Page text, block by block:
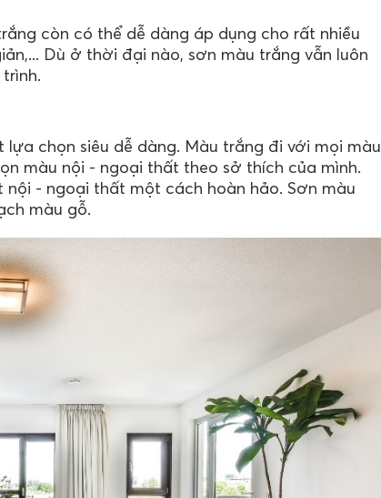
còn có thể dễ dàng áp dụng cho rất nhiều
Dù ở thời đại nào, sơn màu trắng vẫn luôn
chọn siêu dễ dàng. Màu trắng đi với mọi màu
màu nội - ngoại thất theo sở thích của mình.
- ngoại thất một cách hoàn hảo. Sơn màu
màu gỗ.